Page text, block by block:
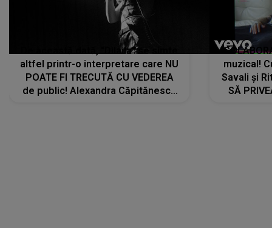
De această dată, "Dilaila" se simte
altfel printr-o interpretare care NU
POATE FI TRECUTĂ CU VEDEREA
de public! Alexandra Căpitănescu
muzical!
Savali și
SĂ